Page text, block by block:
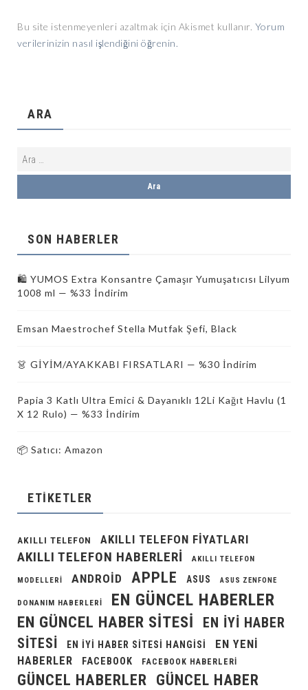
Bu site istenmeyenleri azaltmak için Akismet kullanır. Yorum
verilerinizin nasıl işlendiğini öğrenin.
ARA
SON HABERLER
🛍️ YUMOS Extra Konsantre Çamaşır Yumuşatıcısı Lilyum
1008 ml — %33 İndirim
Emsan Maestrochef Stella Mutfak Şefi, Black
👗 GİYİM/AYAKKABI FIRSATLARI — %30 İndirim
Papia 3 Katlı Ultra Emici & Dayanıklı 12Li Kağıt Havlu (1
X 12 Rulo) — %33 İndirim
📦 Satıcı: Amazon
ETIKETLER
AKILLI TELEFON AKILLI TELEFON FIYATLARI
AKILLI TELEFON HABERLERI AKILLI TELEFON
MODELLERI ANDROID APPLE ASUS ASUS ZENFONE
DONANIM HABERLERI EN GÜNCEL HABERLER
EN GÜNCEL HABER SITESI
EN IYI HABER
SITESI
EN IYI HABER SITESI HANGISI
EN YENI
HABERLER
FACEBOOK FACEBOOK HABERLERI
GÜNCEL HABERLER GÜNCEL HABER